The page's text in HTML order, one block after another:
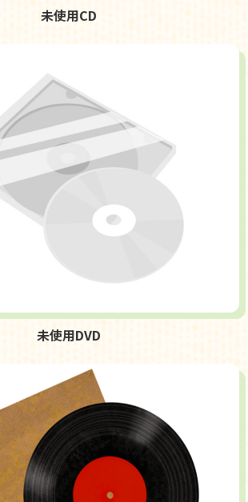
未使用CD
未使用DVD